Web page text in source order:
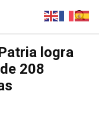
logra
208